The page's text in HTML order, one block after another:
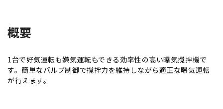
概要
1台で好気運転も嫌気運転もできる効率性の高い曝気撹拌機で
す。簡単なバルブ制御で撹拌力を維持しながら適正な曝気運転
が行えます。